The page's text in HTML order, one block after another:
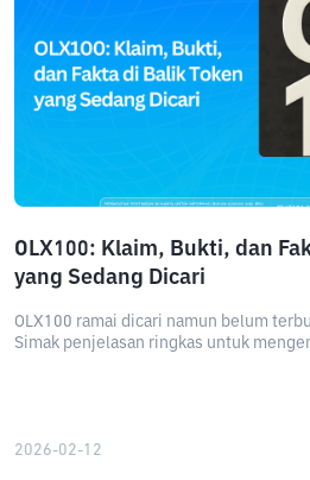
OLX100: Klaim, Bukti, dan
yang Sedang Dicari
OLX100 ramai dicari namun belum
Simak penjelasan ringkas untuk
2026-02-12